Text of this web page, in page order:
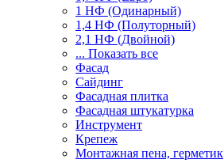
1 НФ (Одинарный)
1,4 НФ (Полуторный)
2,1 НФ (Двойной)
... Показать все
Фасад
Сайдинг
Фасадная плитка
Фасадная штукатурка
Инструмент
Крепеж
Монтажная пена, герметик